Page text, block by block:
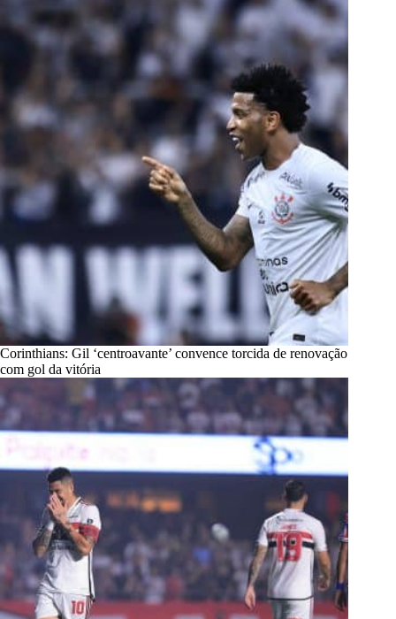
Corinthians: Gil ‘centroavante’ convence torcida de renovação
com gol da vitória